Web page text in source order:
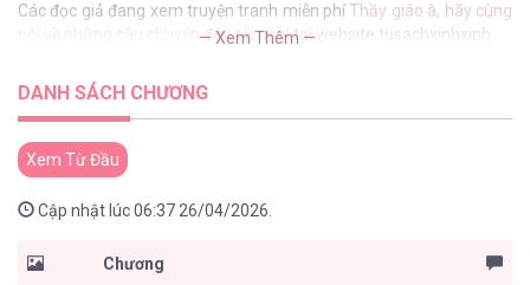
Các đọc giả đang xem truyện tranh miễn phíThầy giáo à, hãy cùng
nói về những câu chuyện đen tối nào!tại website tusachxinhxinh
— Xem Thêm —
DANH SÁCH CHƯƠNG
Xem Từ Đầu
Cập nhật lúc 06:37 26/04/2026.
Chương